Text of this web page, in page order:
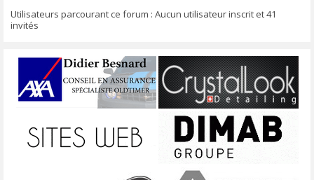
Utilisateurs parcourant ce forum : Aucun utilisateur inscrit et 41
invités